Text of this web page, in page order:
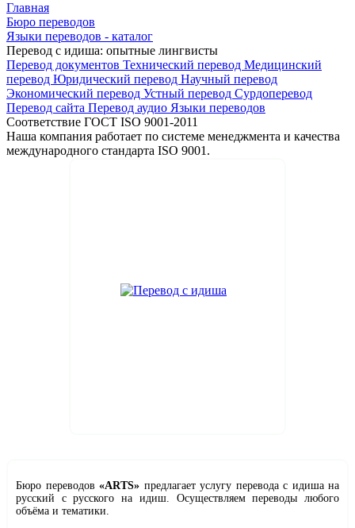
Главная
Бюро переводов
Языки переводов - каталог
Перевод с идиша: опытные лингвисты
Перевод документов Технический перевод Медицинский
перевод Юридический перевод Научный перевод
Экономический перевод Устный перевод Сурдоперевод
Перевод сайта Перевод аудио Языки переводов
Соответствие ГОСТ ISO 9001-2011
Наша компания работает по системе менеджмента и качества
международного стандарта ISO 9001.
Бюро переводов «ARTS» предлагает услугу перевода с идиша на
русский с русского на идиш. Осуществляем переводы любого
объёма и тематики.